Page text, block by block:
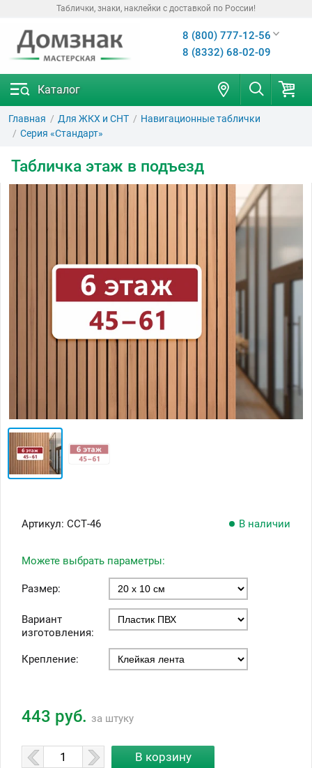
Таблички, знаки, наклейки с доставкой по России!
8 (800) 777-12-56
8 (8332) 68-02-09
Каталог
Главная Для ЖКХ и СНТ
Навигационные таблички
Серия «Стандарт»
Табличка этаж в подъезд
Артикул: ССТ-46 В наличии
Можете выбрать параметры:
Размер:
Вариант
изготовления:
Крепление:
443 руб. за штуку